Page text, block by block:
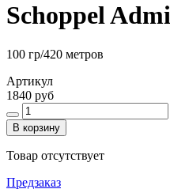
Schoppel
100 гр/420 метров
Артикул
1840 руб
В корзину
Товар отсутствует
Предзаказ